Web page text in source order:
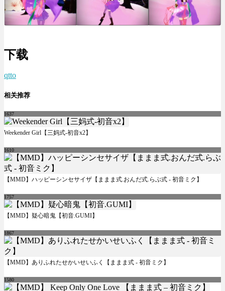
下载
qtto
相关推荐
1637
Weekender Girl【三妈式-初音x2】
1610
【MMD】ハッピーシンセサイザ【ままま式.おんだ式.らぶ式 - 初音ミク】
1757
【MMD】疑心暗鬼【初音.GUMI】
1867
【MMD】ありふれたせかいせいふく【ままま式 - 初音ミク】
1580